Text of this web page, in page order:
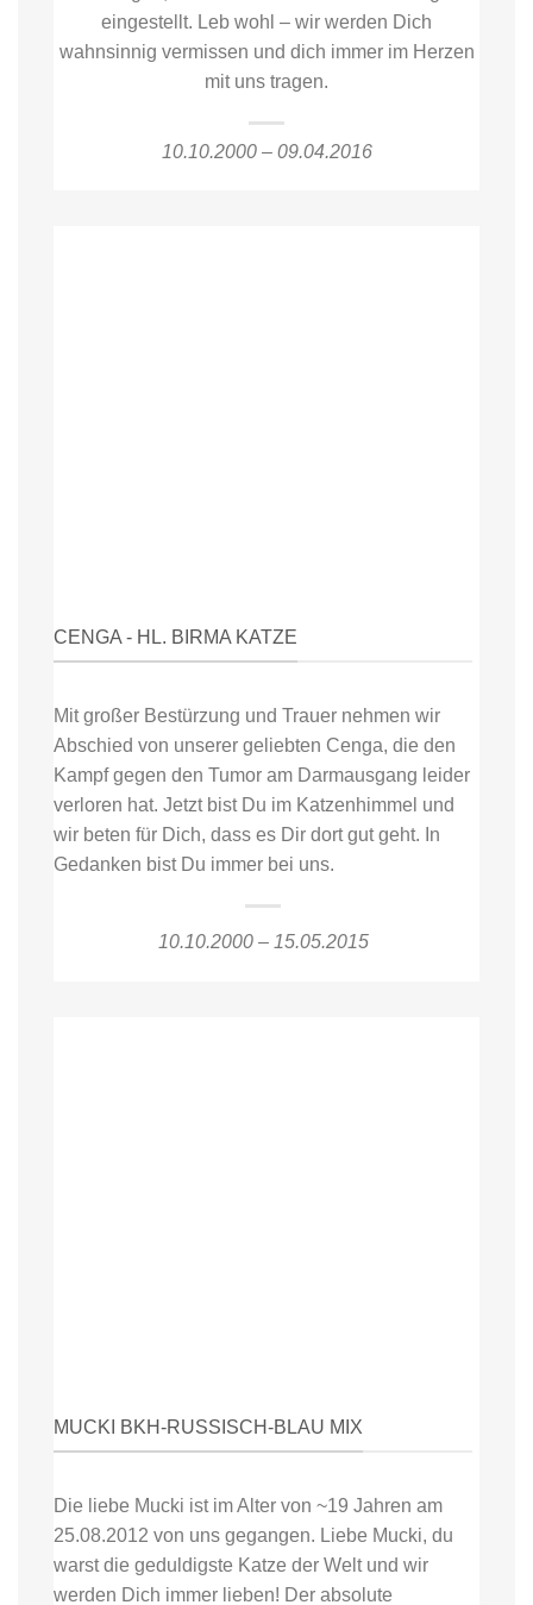
eingestellt. Leb wohl – wir werden Dich
wahnsinnig vermissen und dich immer im Herzen
mit uns tragen.
10.10.2000 – 09.04.2016
CENGA - HL. BIRMA KATZE
Mit großer Bestürzung und Trauer nehmen wir
Abschied von unserer geliebten Cenga, die den
Kampf gegen den Tumor am Darmausgang leider
verloren hat. Jetzt bist Du im Katzenhimmel und
wir beten für Dich, dass es Dir dort gut geht. In
Gedanken bist Du immer bei uns.
10.10.2000 – 15.05.2015
MUCKI BKH-RUSSISCH-BLAU MIX
Die liebe Mucki ist im Alter von ~19 Jahren am
25.08.2012 von uns gegangen. Liebe Mucki, du
warst die geduldigste Katze der Welt und wir
werden Dich immer lieben! Der absolute